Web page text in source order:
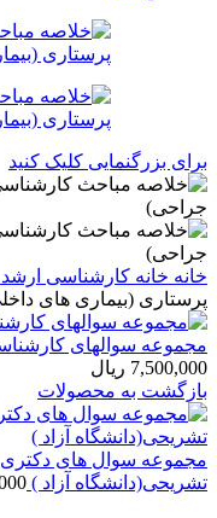
برای بزرگنمایی کلیک کنید
خانه خانه کارشناسی ارشد
پرستاری (بیماری های
مجموعه سوالهای
7,500,000 ریال
بازگشت به محصولات
مجموعه سوال های دکتری
تشریحی(دانشگاه آزاد )